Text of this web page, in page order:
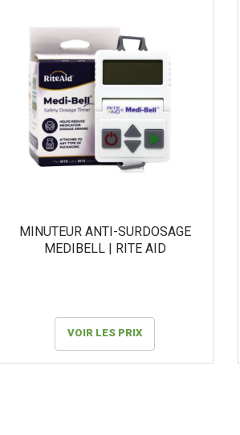
MINUTEUR ANTI-SURDOSAGE
MEDIBELL | RITE AID
VOIR LES PRIX